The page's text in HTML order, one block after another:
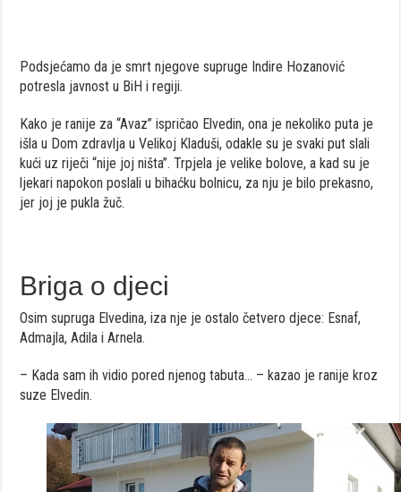
Podsjećamo da je smrt njegove supruge Indire Hozanović
potresla javnost u BiH i regiji.
Kako je ranije za “Avaz” ispričao Elvedin, ona je nekoliko puta je
išla u Dom zdravlja u Velikoj Kladuši, odakle su je svaki put slali
kući uz riječi “nije joj ništa”. Trpjela je velike bolove, a kad su je
ljekari napokon poslali u bihaćku bolnicu, za nju je bilo prekasno,
jer joj je pukla žuč.
Briga o djeci
Osim supruga Elvedina, iza nje je ostalo četvero djece: Esnaf,
Admajla, Adila i Arnela.
– Kada sam ih vidio pored njenog tabuta… – kazao je ranije kroz
suze Elvedin.